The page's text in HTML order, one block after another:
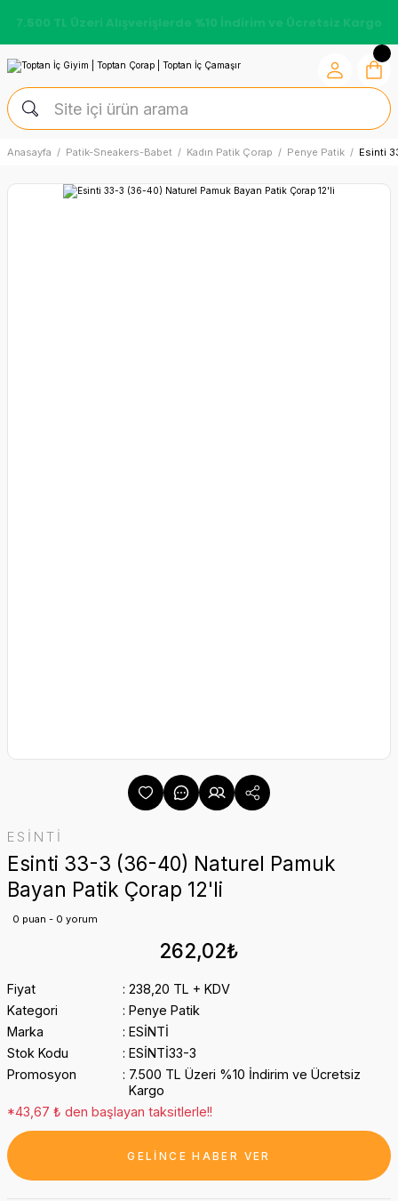
7.500 TL Üzeri Alışverişlerde %10 İndirim ve Ücretsiz Kargo
Anasayfa Patik-Sneakers-Babet Kadın Patik Çorap Penye Patik Esinti
ESİNTİ
Esinti 33-3 (36-40) Naturel Pamuk
Bayan Patik Çorap 12'li
0 puan - 0 yorum
262,02₺
Fiyat
238,20 TL + KDV
Kategori
Penye Patik
Marka
ESİNTİ
Stok Kodu
ESİNTİ33-3
Promosyon
7.500 TL Üzeri %10 İndirim ve Ücretsiz
Kargo
*43,67 ₺ den başlayan taksitlerle!!
GELİNCE HABER VER